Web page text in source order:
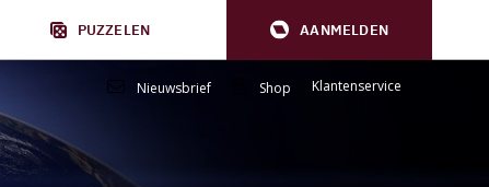
PUZZELEN AANMELDEN
Nieuwsbrief Shop Klantenservice